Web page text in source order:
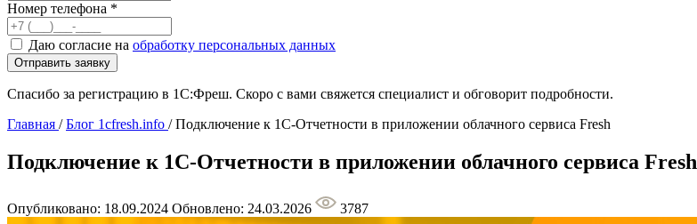
Номер телефона *
Даю согласие на обработку персональных данных
Спасибо за регистрацию в 1С:Фреш. Скоро с вами свяжется специалист и обговорит подробности.
Главная /Блог 1cfresh.info /Подключение к 1С-Отчетности в приложении облачного сервиса Fresh
Подключение к 1С-Отчетности в приложении облачного сервиса Fresh
Опубликовано: 18.09.2024 Обновлено: 24.03.2026 3787